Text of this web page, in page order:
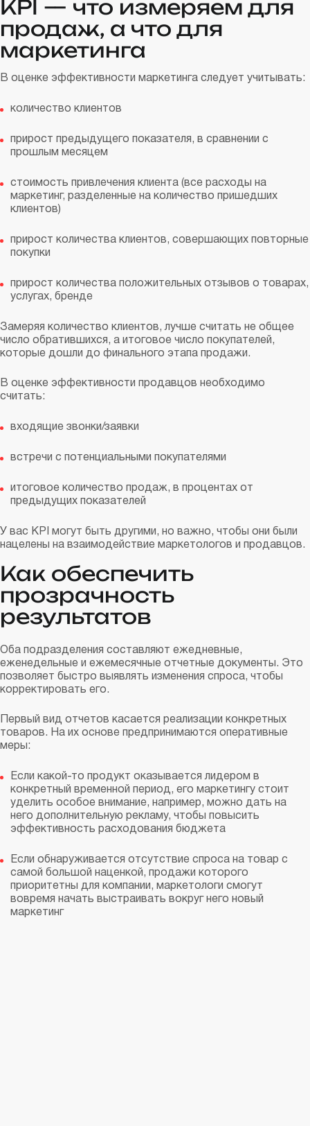
KPI — что измеряем для
продаж, а что для
маркетинга
В оценке эффективности маркетинга следует учитывать:
количество клиентов
прирост предыдущего показателя, в сравнении с
прошлым месяцем
стоимость привлечения клиента (все расходы на
маркетинг, разделенные на количество пришедших
клиентов)
прирост количества клиентов, совершающих повторные
покупки
прирост количества положительных отзывов о товарах,
услугах, бренде
Замеряя количество клиентов, лучше считать не общее
число обратившихся, а итоговое число покупателей,
которые дошли до финального этапа продажи.
В оценке эффективности продавцов необходимо
считать:
входящие звонки/заявки
встречи с потенциальными покупателями
итоговое количество продаж, в процентах от
предыдущих показателей
У вас KPI могут быть другими, но важно, чтобы они были
нацелены на взаимодействие маркетологов и продавцов.
Как обеспечить
прозрачность
результатов
Оба подразделения составляют ежедневные,
еженедельные и ежемесячные отчетные документы. Это
позволяет быстро выявлять изменения спроса, чтобы
корректировать его.
Первый вид отчетов касается реализации конкретных
товаров. На их основе предпринимаются оперативные
меры:
Если какой-то продукт оказывается лидером в
конкретный временной период, его маркетингу стоит
уделить особое внимание, например, можно дать на
него дополнительную рекламу, чтобы повысить
эффективность расходования бюджета
Если обнаруживается отсутствие спроса на товар с
самой большой наценкой, продажи которого
приоритетны для компании, маркетологи смогут
вовремя начать выстраивать вокруг него новый
маркетинг